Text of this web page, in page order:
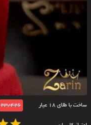
ساخت با طلای ۱۸ عیار 23/426